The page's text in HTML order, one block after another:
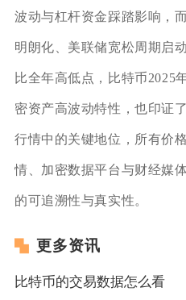
波动与杠杆资金踩踏影响，
明朗化、美联储宽松周期启
比全年高低点，比特币2025
密资产高波动特性，也印证
行情中的关键地位，所有价
情、加密数据平台与财经媒
的可追溯性与真实性。
更多资讯
比特币的交易数据怎么看